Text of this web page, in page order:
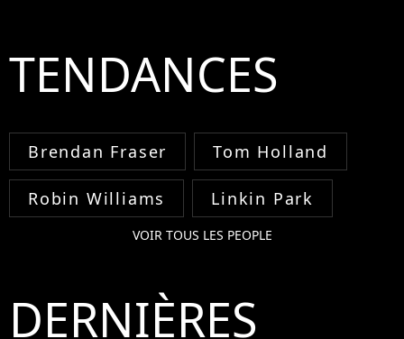
TENDANCES
Brendan Fraser Tom Holland
Robin Williams Linkin Park
VOIR TOUS LES PEOPLE
DERNIÈRES